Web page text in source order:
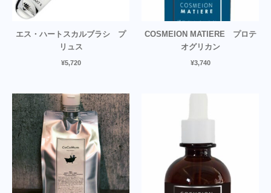
エス・ハートスカルブラシ プ
リュス
¥5,720
COSMEION MATIERE プロテ
オグリカン
¥3,740